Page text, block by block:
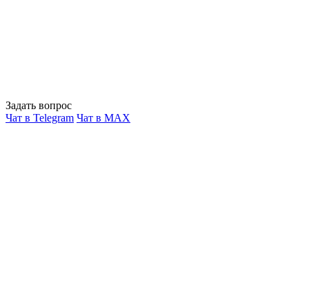
Задать вопрос
Чат в Telegram Чат в MAX